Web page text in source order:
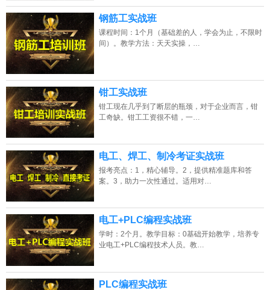
钢筋工实战班
课程时间：1个月（基础差的人，学会为止，不限时
间）。教学方法：天天实操，…
钳工实战班
钳工现在几乎到了断层的瓶颈，对于企业而言，钳
工奇缺。钳工工资很不错，一…
电工、焊工、制冷考证实战班
报考亮点：1，精心辅导。2，提供精准题库和答
案。3，助力一次性通过。适用对…
电工+PLC编程实战班
学时：2个月。教学目标：0基础开始教学，培养专
业电工+PLC编程技术人员。教…
PLC编程实战班